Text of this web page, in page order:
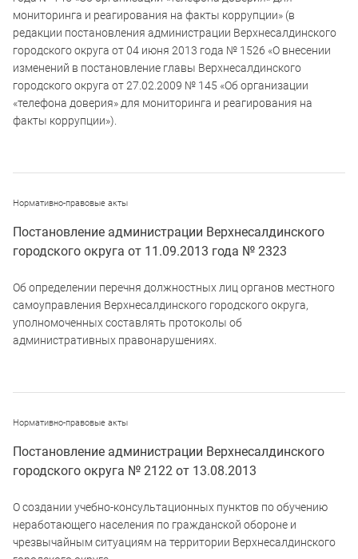
мониторинга и реагирования на факты коррупции» (в
редакции постановления администрации Верхнесалдинского
городского округа от 04 июня 2013 года № 1526 «О внесении
изменений в постановление главы Верхнесалдинского
городского округа от 27.02.2009 № 145 «Об организации
«телефона доверия» для мониторинга и реагирования на
факты коррупции»).
Нормативно-правовые акты
Постановление администрации Верхнесалдинского
городского округа от 11.09.2013 года № 2323
Об определении перечня должностных лиц органов местного
самоуправления Верхнесалдинского городского округа,
уполномоченных составлять протоколы об
административных правонарушениях.
Нормативно-правовые акты
Постановление администрации Верхнесалдинского
городского округа № 2122 от 13.08.2013
О создании учебно-консультационных пунктов по обучению
неработающего населения по гражданской обороне и
чрезвычайным ситуациям на территории Верхнесалдинского